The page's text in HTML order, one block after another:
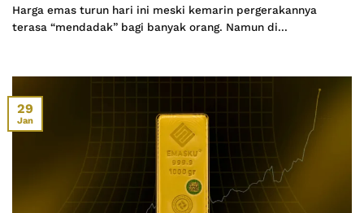
Harga emas turun hari ini meski kemarin pergerakannya
terasa “mendadak” bagi banyak orang. Namun di...
29
Jan